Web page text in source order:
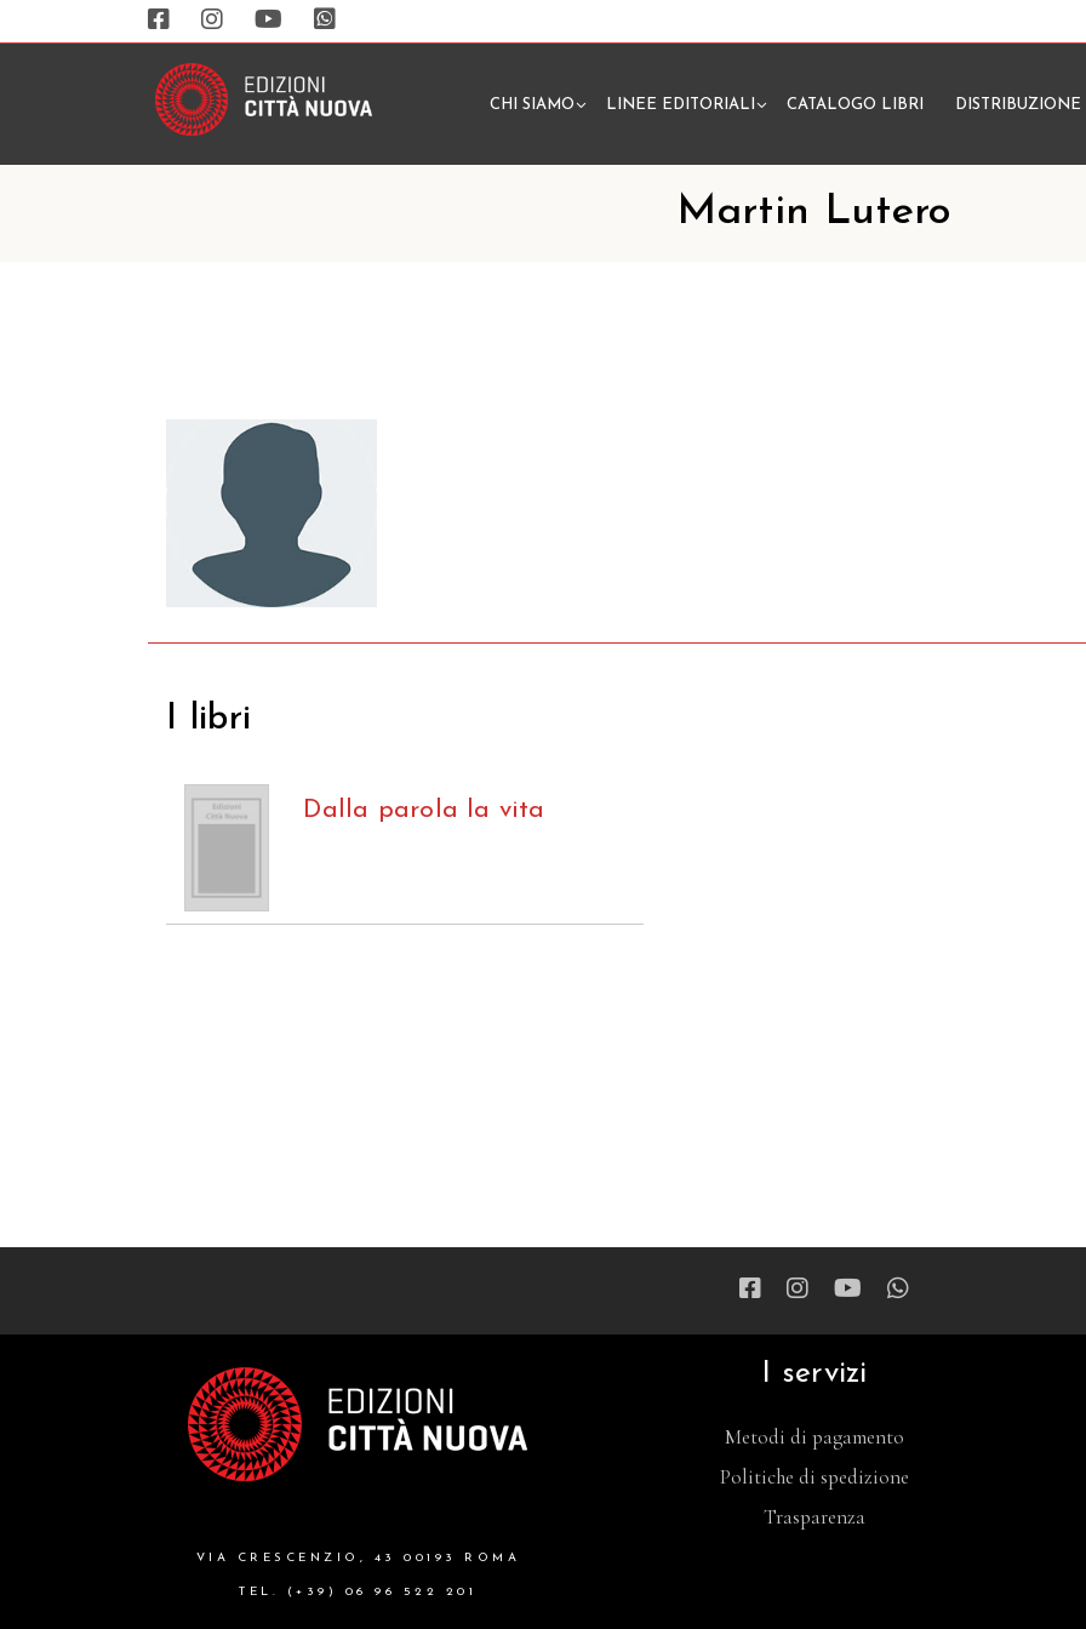
CHI SIAMO LINEE EDITORIALI CATALOGO LIBRI DISTRIBUZIONE
Martin Lutero
I libri
Dalla parola la vita
VIA CRESCENZIO, 43 00193 ROMA
TEL. (+39) 06 96 522 201
I servizi
Metodi di pagamento
Politiche di spedizione
Trasparenza